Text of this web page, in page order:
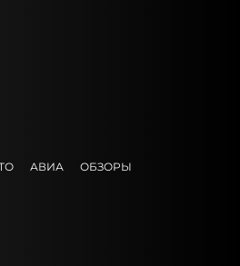
АВИА ОБЗОРЫ